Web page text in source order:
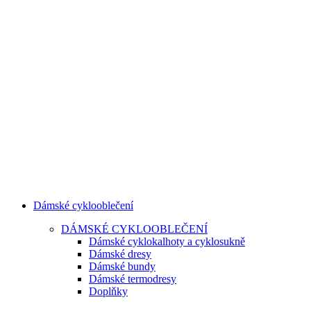
Dámské cyklooblečení
DÁMSKÉ CYKLOOBLEČENÍ
Dámské cyklokalhoty a cyklosukně
Dámské dresy
Dámské bundy
Dámské termodresy
Doplňky